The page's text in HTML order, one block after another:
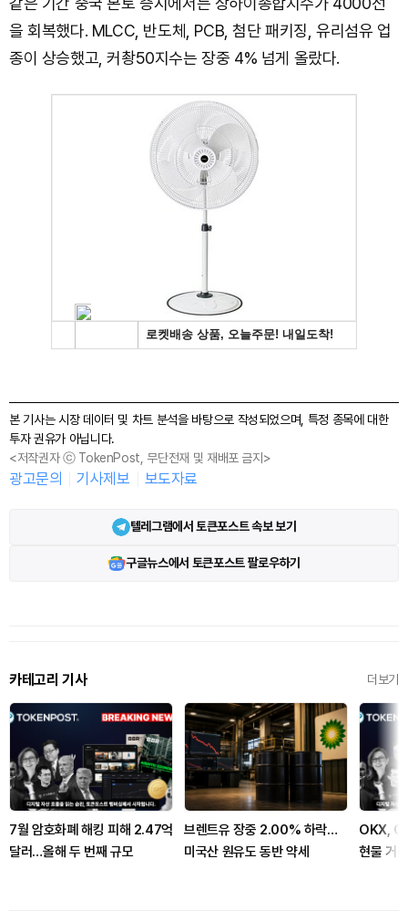
을 회복했다. MLCC, 반도체, PCB, 첨단 패키징, 유리섬유 업
종이 상승했고, 커촹50지수는 장중 4% 넘게 올랐다.
본 기사는 시장 데이터 및 차트 분석을 바탕으로 작성되었으며, 특정 종목에 대한
투자 권유가 아닙니다.
<저작권자 ⓒ TokenPost, 무단전재 및 재배포 금지>
광고문의 기사제보 보도자료
텔레그램에서 토큰포스트 속보 보기
구글뉴스에서 토큰포스트 팔로우하기
카테고리 기사 더보기
7월 암호화폐 해킹 피해 2.47억
달러…올해 두 번째 규모
브렌트유 장중 2.00% 하락…
미국산 원유도 동반 약세
OKX,
현물 거